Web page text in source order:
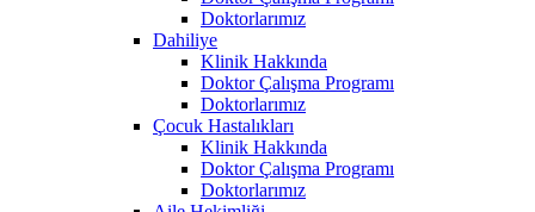
Doktorlarımız
Dahiliye
Klinik Hakkında
Doktor Çalışma Programı
Doktorlarımız
Çocuk Hastalıkları
Klinik Hakkında
Doktor Çalışma Programı
Doktorlarımız